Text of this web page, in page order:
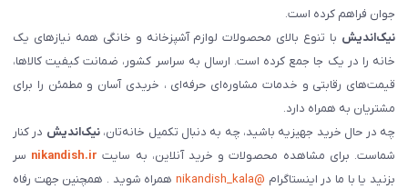
جوان فراهم کرده است.
نیک‌اندیش با تنوع بالای محصولات لوازم آشپزخانه و خانگی همه نیازهای یک
خانه را در یک جا جمع کرده است. ارسال به سراسر کشور، ضمانت کیفیت کالاها،
قیمت‌های رقابتی و خدمات مشاوره‌ای حرفه‌ای ، خریدی آسان و مطمئن را برای
مشتریان به همراه دارد.
چه در حال خرید جهیزیه باشید، چه به دنبال تکمیل خانه‌تان،نیک‌اندیش در کنار
شماست. برای مشاهده محصولات و خرید آنلاین، به سایت nikandish.ir سر
بزنید یا با ما در اینستاگرام @nikandish_kala
همراه شوید . همچنین جهت رفاه